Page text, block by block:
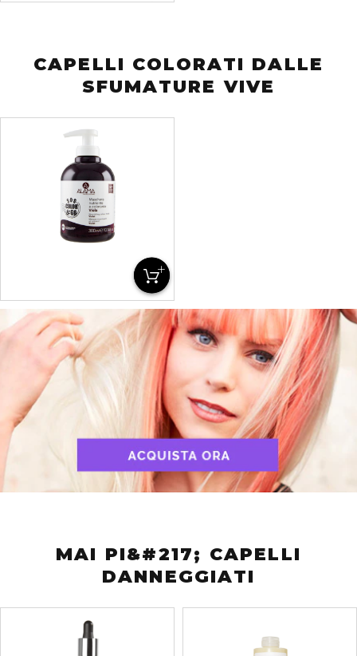
CAPELLI COLORATI DALLE
SFUMATURE VIVE
MAI PI&#217; CAPELLI
DANNEGGIATI